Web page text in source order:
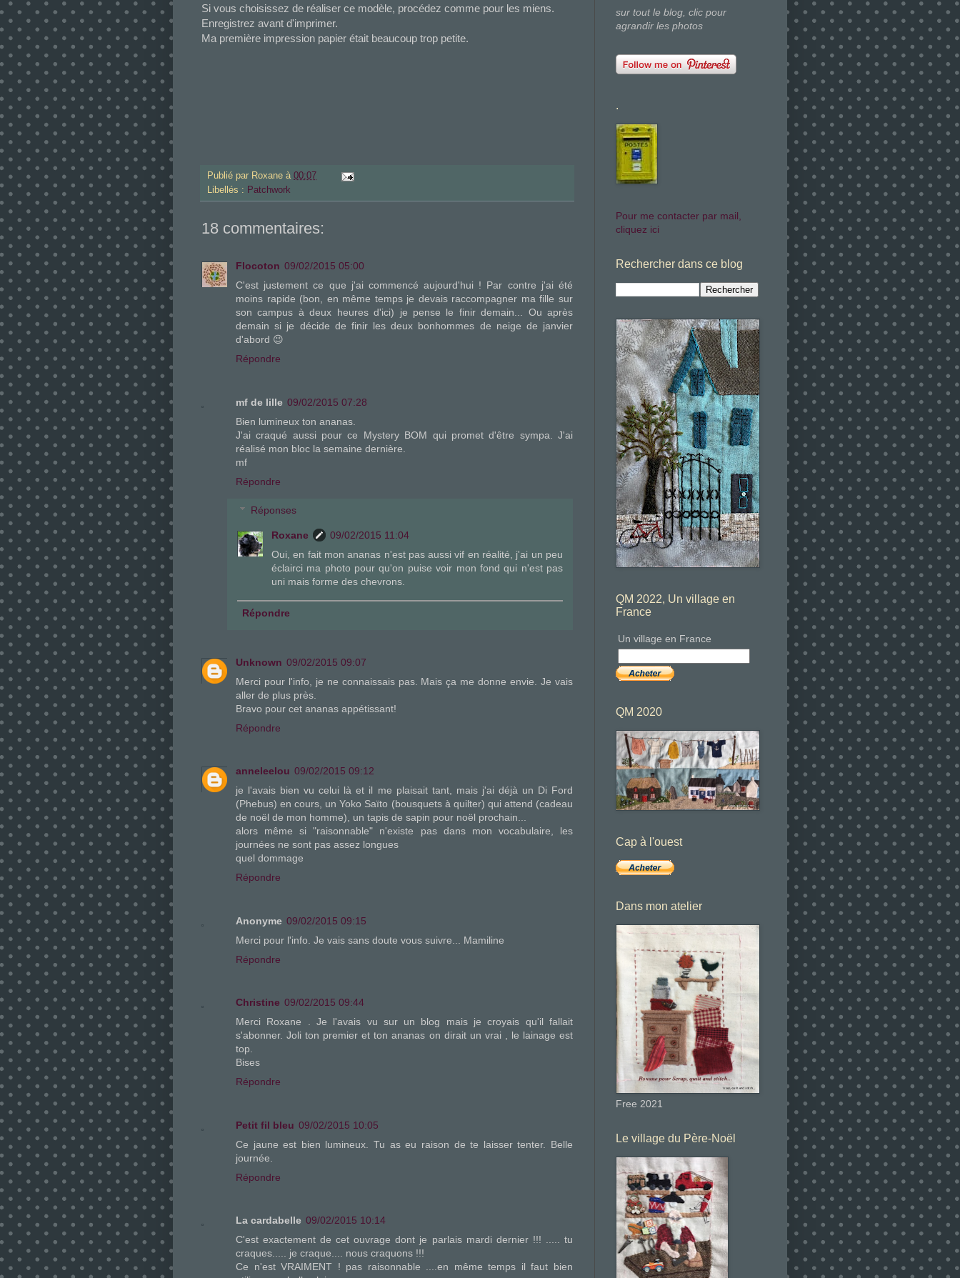
Si vous choisissez de réaliser ce modèle, procédez comme pour les miens.
Enregistrez avant d'imprimer.
Ma première impression papier était beaucoup trop petite.
Publié par Roxane à 00:07
Libellés : Patchwork
18 commentaires:
Flocoton 09/02/2015 05:00
C'est justement ce que j'ai commencé aujourd'hui ! Par contre j'ai été
moins rapide (bon, en même temps je devais raccompagner ma fille sur
son campus à deux heures d'ici) je pense le finir demain... Ou après
demain si je décide de finir les deux bonhommes de neige de janvier
d'abord 😉
Répondre
mf de lille 09/02/2015 07:28
Bien lumineux ton ananas.
J'ai craqué aussi pour ce Mystery BOM qui promet d'être sympa. J'ai
réalisé mon bloc la semaine dernière.
mf
Répondre
Réponses
Roxane
09/02/2015 11:04
Oui, en fait mon ananas n'est pas aussi vif en réalité, j'ai un peu
éclairci ma photo pour qu'on puise voir mon fond qui n'est pas
uni mais forme des chevrons.
Répondre
Unknown 09/02/2015 09:07
Merci pour l'info, je ne connaissais pas. Mais ça me donne envie. Je vais
aller de plus près.
Bravo pour cet ananas appétissant!
Répondre
anneleelou 09/02/2015 09:12
je l'avais bien vu celui là et il me plaisait tant, mais j'ai déjà un Di Ford
(Phebus) en cours, un Yoko Saïto (bousquets à quilter) qui attend (cadeau
de noël de mon homme), un tapis de sapin pour noël prochain...
alors même si "raisonnable" n'existe pas dans mon vocabulaire, les
journées ne sont pas assez longues
quel dommage
Répondre
Anonyme 09/02/2015 09:15
Merci pour l'info. Je vais sans doute vous suivre... Mamiline
Répondre
Christine 09/02/2015 09:44
Merci Roxane . Je l'avais vu sur un blog mais je croyais qu'il fallait
s'abonner. Joli ton premier et ton ananas on dirait un vrai , le lainage est
top.
Bises
Répondre
Petit fil bleu 09/02/2015 10:05
Ce jaune est bien lumineux. Tu as eu raison de te laisser tenter. Belle
journée.
Répondre
La cardabelle 09/02/2015 10:14
C'est exactement de cet ouvrage dont je parlais mardi dernier !!! ..... tu
craques..... je craque.... nous craquons !!!
Ce n'est VRAIMENT ! pas raisonnable ....en même temps il faut bien
sur tout le blog, clic pour
agrandir les photos
.
Pour me contacter par mail,
cliquez ici
Rechercher dans ce blog
QM 2022, Un village en
France
Un village en France
QM 2020
Cap à l'ouest
Dans mon atelier
Free 2021
Le village du Père-Noël